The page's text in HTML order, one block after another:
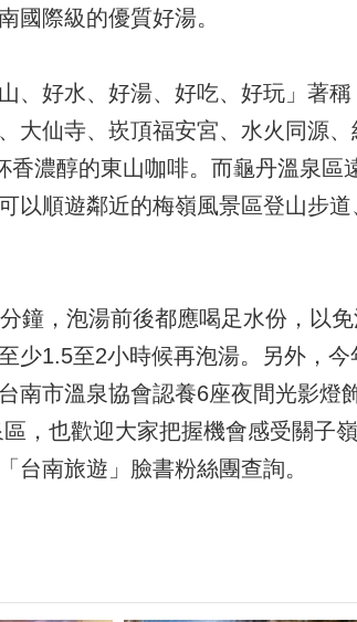
國際級的優質好湯。
、好水、好湯、好吃、好玩」著稱
大仙寺、崁頂福安宮、水火同源
濃醇的東山咖啡。而龜丹溫泉區
以順遊鄰近的梅嶺風景區登山步
鐘，泡湯前後都應喝足水份，以
少1.5至2小時候再泡湯。另外，
南市溫泉協會認養6座夜間光影燈
，也歡迎大家把握機會感受關子
台南旅遊」臉書粉絲團查詢。